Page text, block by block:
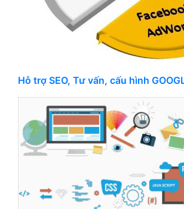
Hỗ trợ SEO, Tư vấn, cấu hình